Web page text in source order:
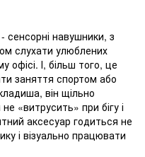
- сенсорні навушники, з
слухати улюблених
офісі. І, більш того, це
заняття спортом або
він щільно
«витрусить» при бігу і
аксесуар годиться не
і візуально працювати